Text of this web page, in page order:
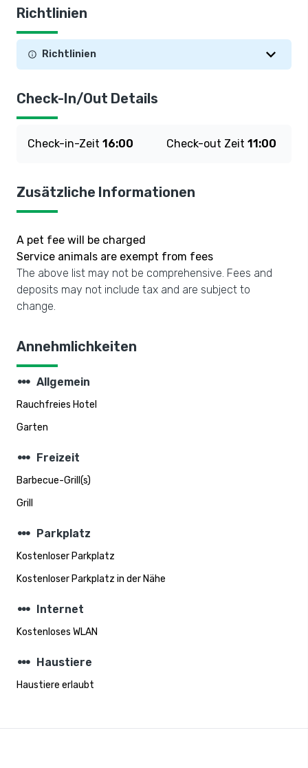
Richtlinien
Richtlinien
Check-In/Out Details
Check-in-Zeit 16:00 Check-out Zeit 11:00
Zusätzliche Informationen
A pet fee will be charged
Service animals are exempt from fees
The above list may not be comprehensive. Fees and
deposits may not include tax and are subject to
change.
Annehmlichkeiten
steppers Allgemein
Rauchfreies Hotel
Garten
steppers Freizeit
Barbecue-Grill(s)
Grill
steppers Parkplatz
Kostenloser Parkplatz
Kostenloser Parkplatz in der Nähe
steppers Internet
Kostenloses WLAN
steppers Haustiere
Haustiere erlaubt